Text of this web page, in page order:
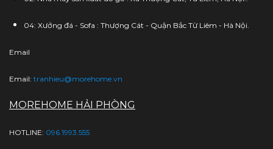
04: Xưởng đá - Sofa : Thượng Cát - Quận Bắc Từ Liêm - Hà Nội.
Email
Email: tranhieu@morehome.vn
MOREHOME HẢI PHÒNG
HOTLINE: 096.1993.555